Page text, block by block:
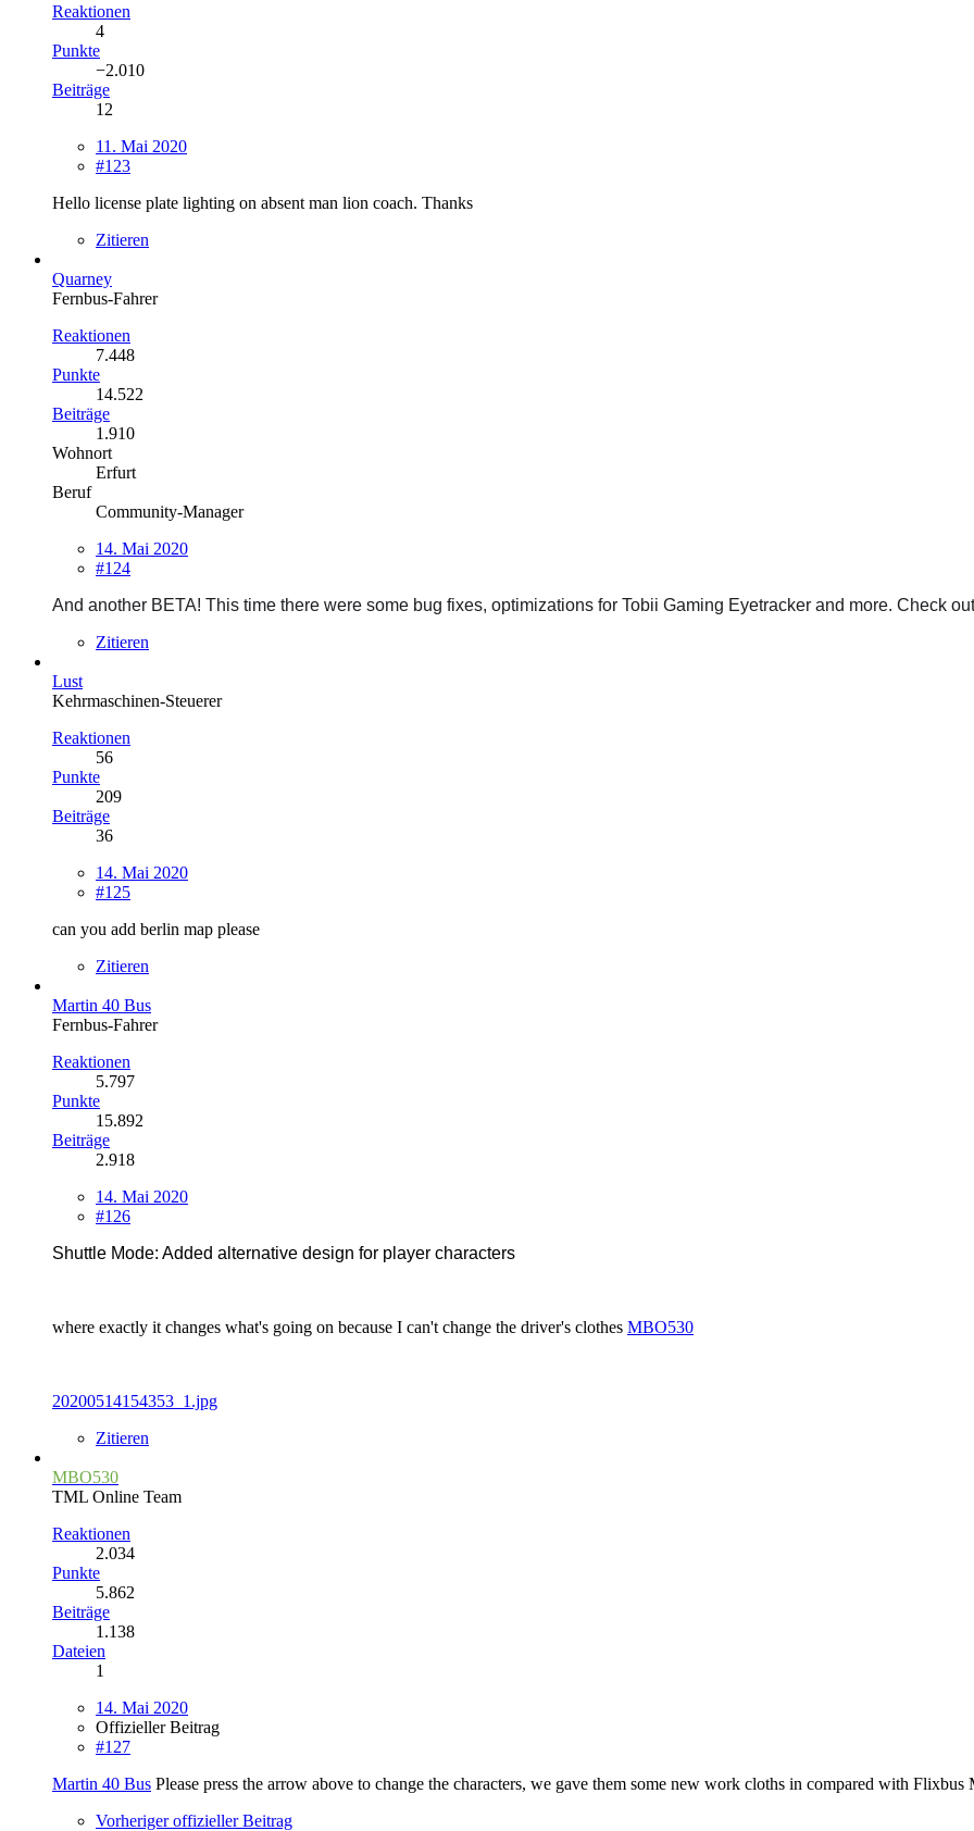
Reaktionen
4
Punkte
−2.010
Beiträge
12
11. Mai 2020
#123
Hello license plate lighting on absent man lion coach. Thanks
Zitieren
Quarney
Fernbus-Fahrer
Reaktionen
7.448
Punkte
14.522
Beiträge
1.910
Wohnort
Erfurt
Beruf
Community-Manager
14. Mai 2020
#124
And another BETA! This time there were some bug fixes, optimizations for Tobii Gaming Eyetracker and more. Check
Zitieren
Lust
Kehrmaschinen-Steuerer
Reaktionen
56
Punkte
209
Beiträge
36
14. Mai 2020
#125
can you add berlin map please
Zitieren
Martin 40 Bus
Fernbus-Fahrer
Reaktionen
5.797
Punkte
15.892
Beiträge
2.918
14. Mai 2020
#126
Shuttle Mode: Added alternative design for player characters
where exactly it changes what's going on because I can't change the driver's clothes MBO530
20200514154353_1.jpg
Zitieren
MBO530
TML Online Team
Reaktionen
2.034
Punkte
5.862
Beiträge
1.138
Dateien
1
14. Mai 2020
Offizieller Beitrag
#127
Martin 40 Bus Please press the arrow above to change the characters, we gave them some new work cloths in compared with Flixbus
Vorheriger offizieller Beitrag